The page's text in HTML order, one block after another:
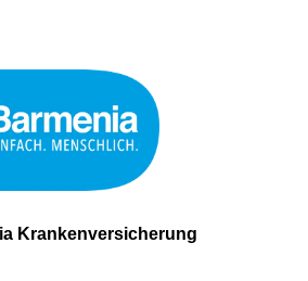
Krankenversicherung